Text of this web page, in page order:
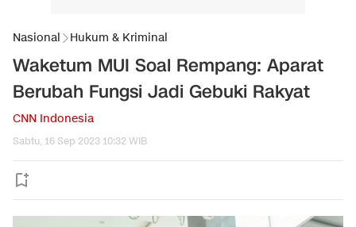
Nasional Hukum & Kriminal
Waketum MUI Soal Rempang: Aparat
Berubah Fungsi Jadi Gebuki Rakyat
CNN Indonesia
Sabtu, 16 Sep 2023 10:32 WIB